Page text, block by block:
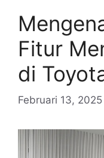
Fitur
di
Februari 13, 2025